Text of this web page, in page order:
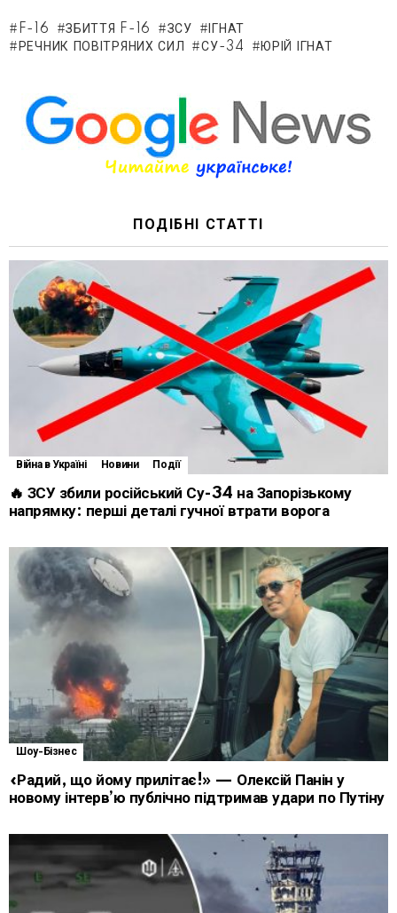
F-16 ЗБИТТЯ F-16 ЗСУ
ІГНАТ
РЕЧНИК ПОВІТРЯНИХ СИЛ
СУ-34 ЮРІЙ ІГНАТ
ПОДІБНІ СТАТТІ
Війна в Україні Новини Події
🔥 ЗСУ збили російський Су-34 на Запорізькому
напрямку: перші деталі гучної втрати ворога
Шоу-Бізнес
«Радий, що йому прилітає!» — Олексій Панін у
новому інтерв’ю публічно підтримав удари по Путіну